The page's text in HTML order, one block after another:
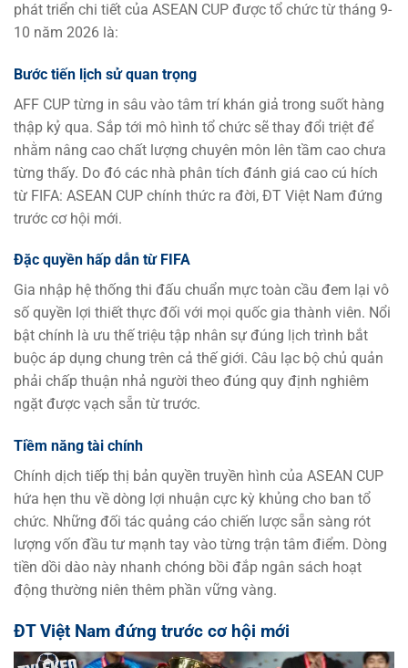
phát triển chi tiết của ASEAN CUP được tổ chức từ tháng 9-
10 năm 2026 là:
Bước tiến lịch sử quan trọng
AFF CUP từng in sâu vào tâm trí khán giả trong suốt hàng
thập kỷ qua. Sắp tới mô hình tổ chức sẽ thay đổi triệt để
nhằm nâng cao chất lượng chuyên môn lên tầm cao chưa
từng thấy. Do đó các nhà phân tích đánh giá cao cú hích
từ FIFA: ASEAN CUP chính thức ra đời, ĐT Việt Nam đứng
trước cơ hội mới.
Đặc quyền hấp dẫn từ FIFA
Gia nhập hệ thống thi đấu chuẩn mực toàn cầu đem lại vô
số quyền lợi thiết thực đối với mọi quốc gia thành viên. Nổi
bật chính là ưu thế triệu tập nhân sự đúng lịch trình bắt
buộc áp dụng chung trên cả thế giới. Câu lạc bộ chủ quản
phải chấp thuận nhả người theo đúng quy định nghiêm
ngặt được vạch sẵn từ trước.
Tiềm năng tài chính
Chính dịch tiếp thị bản quyền truyền hình của ASEAN CUP
hứa hẹn thu về dòng lợi nhuận cực kỳ khủng cho ban tổ
chức. Những đối tác quảng cáo chiến lược sẵn sàng rót
lượng vốn đầu tư mạnh tay vào từng trận tâm điểm. Dòng
tiền dồi dào này nhanh chóng bồi đắp ngân sách hoạt
động thường niên thêm phần vững vàng.
ĐT Việt Nam đứng trước cơ hội mới